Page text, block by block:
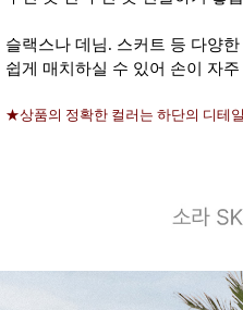
슬랙스나 데님. 스커트 등 다양한
쉽게 매치하실 수 있어 손이 자
★상품의 정확한 컬러는 하단의 디테